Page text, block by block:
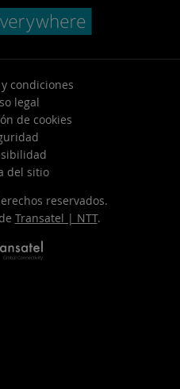
condiciones
legal
de cookies
del sitio
reservados.
Transatel | NTT.